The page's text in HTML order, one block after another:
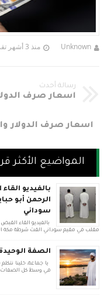
Unknown منذ 3 أشهر تقريبا
رسالة أحدث
المواضيع الأكثر
بالفيديو
الرحمن أبو
سوداني
بالفيديو القاء
مقلب في مقيم سوداني القت شرطة مكة
الصفة
يا جماعة، خلينا
في وسط كل الصفات